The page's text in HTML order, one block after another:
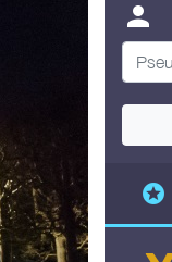
person
stars